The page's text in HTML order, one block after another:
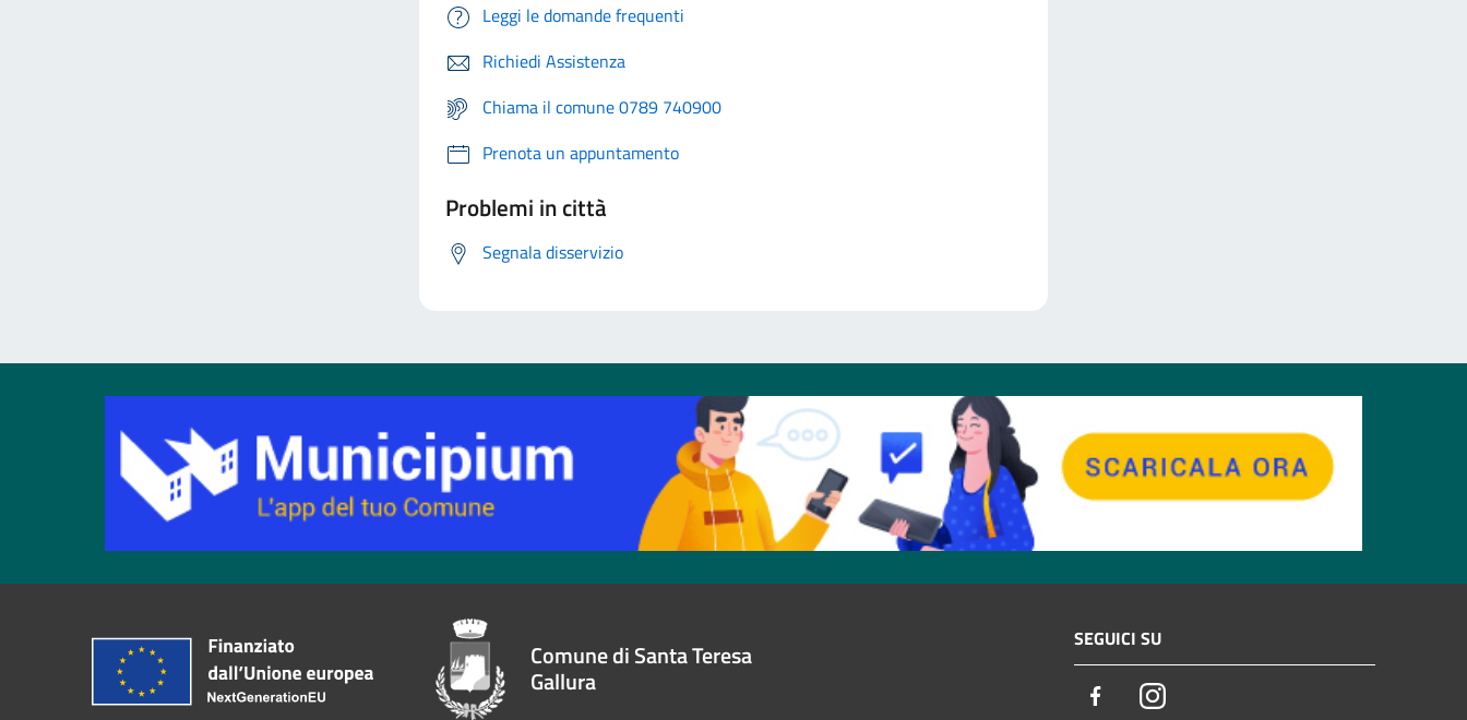
Leggi le domande frequenti
Richiedi Assistenza
Chiama il comune 0789 740900
Prenota un appuntamento
Problemi in città
Segnala disservizio
Comune di Santa Teresa
Gallura
SEGUICI SU
FacebookInstagram